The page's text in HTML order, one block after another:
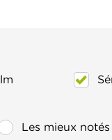
Les mieux notés